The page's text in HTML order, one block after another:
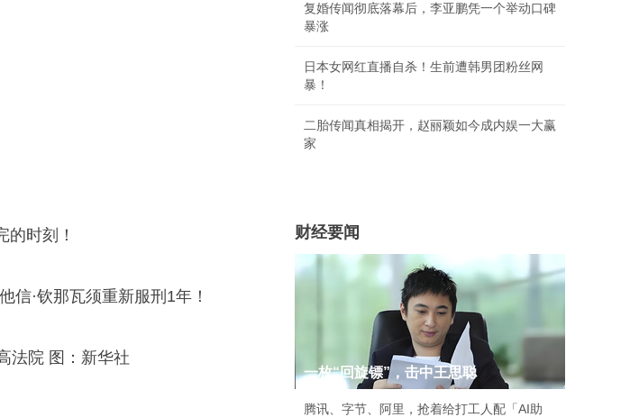
时刻！
信·钦那瓦须重新服刑1年！
法院 图：新华社
复婚传闻彻底落幕后，李亚鹏凭一个举动口碑
暴涨
日本女网红直播自杀！生前遭韩男团粉丝网
暴！
二胎传闻真相揭开，赵丽颖如今成内娱一大赢
家
财经要闻
一枚“回旋镖”，击中王思聪
腾讯、字节、阿里，抢着给打工人配「AI助